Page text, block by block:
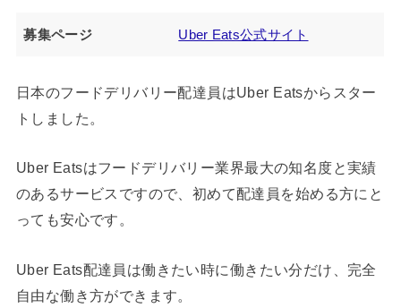
募集ページ Uber Eats公式サイト
日本のフードデリバリー配達員はUber Eatsからスター
トしました。
Uber Eatsはフードデリバリー業界最大の知名度と実績
のあるサービスですので、初めて配達員を始める方にと
っても安心です。
Uber Eats配達員は働きたい時に働きたい分だけ、完全
自由な働き方ができます。